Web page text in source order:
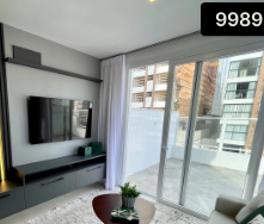
9989